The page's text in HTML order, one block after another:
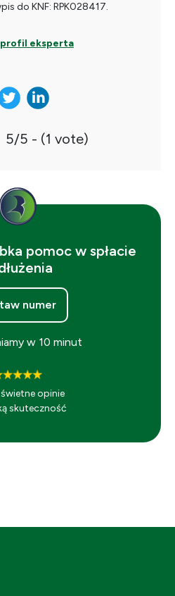
do KNF: RPK028417.
eksperta
5/5 - (1 vote)
pomoc w spłacie
numer
w 10 minut
opinie
skuteczność